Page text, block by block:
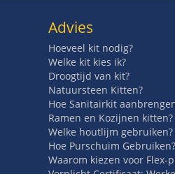
Advies
Hoeveel kit nodig?
Welke kit kies ik?
Droogtijd van kit?
Natuursteen Kitten?
Hoe Sanitairkit
Ramen en Kozijnen kitten?
Welke houtlijm gebruiken?
Hoe Purschuim Gebruiken?
Waarom kiezen voor Flex-